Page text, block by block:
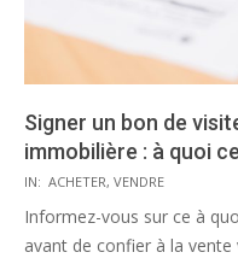
Signer un bon de
immobilière : à quoi
2020-
08-
13
IN: ACHETER, VENDRE
Informez-vous sur ce à
avant de confier à la